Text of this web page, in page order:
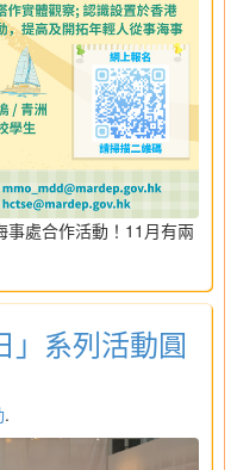
處合作活動！11月有兩
」系列活動圓
.